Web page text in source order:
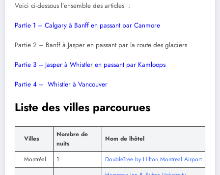
Voici ci-dessous l’ensemble des articles :
Partie 1 – Calgary à Banff en passant par Canmore
Partie 2 – Banff à Jasper en passant par la route des glaciers
Partie 3 – Jasper à Whistler en passant par Kamloops
Partie 4 – Whistler à Vancouver
Liste des villes parcourues
Villes
Nombre de
nuits
Nom de lhôtel
Montréal 1 DoubleTree by Hilton Montreal Airport